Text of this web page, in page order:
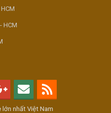
HCM
lớn nhất Việt Nam